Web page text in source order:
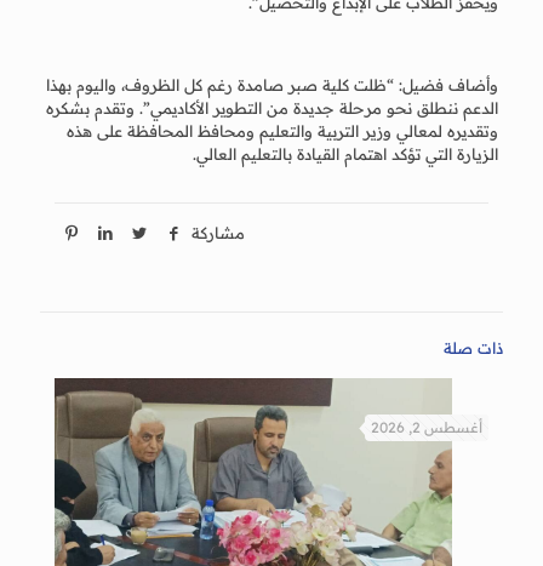
وأضاف فضيل: “ظلت كلية صبر صامدة رغم كل الظروف، واليوم بهذا
الدعم ننطلق نحو مرحلة جديدة من التطوير الأكاديمي”. وتقدم بشكره
وتقديره لمعالي وزير التربية والتعليم ومحافظ المحافظة على هذه
الزيارة التي تؤكد اهتمام القيادة بالتعليم العالي.
مشاركة
ذات صلة
أغسطس 2, 2026